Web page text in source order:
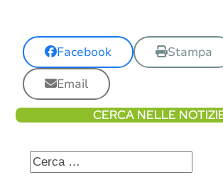
Facebook
Stampa
Email
CERCA NELLE